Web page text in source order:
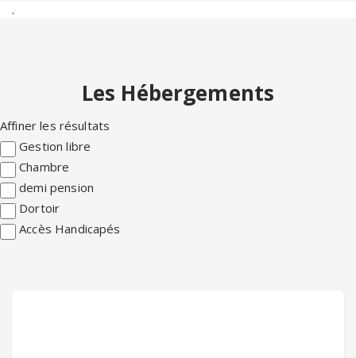
.
Les Hébergements
Affiner les résultats
Gestion libre
Chambre
demi pension
Dortoir
Accès Handicapés